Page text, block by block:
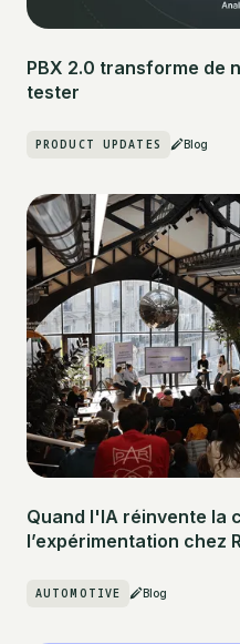
PBX 2.0 transforme de
tester
PRODUCT UPDATES Blog
Quand l'IA réinvente la
l’expérimentation chez
AUTOMOTIVE Blog